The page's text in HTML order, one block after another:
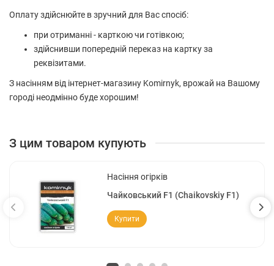
Оплату здійснюйте в зручний для Вас спосіб:
при отриманні - карткою чи готівкою;
здійснивши попередній переказ на картку за
реквізитами.
З насінням від інтернет-магазину Komirnyk, врожай на Вашому
городі неодмінно буде хорошим!
З цим товаром купують
Насіння огірків
Чайковський F1 (Chaikovskiy F1)
Купити